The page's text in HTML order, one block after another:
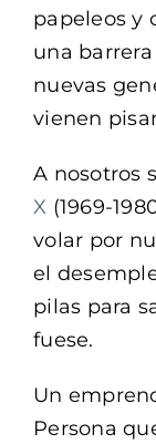
papeleos y
una
nuevas
vienen
A nosotros
X (1969-
volar por
el
pilas para
fuese.
Un
Persona